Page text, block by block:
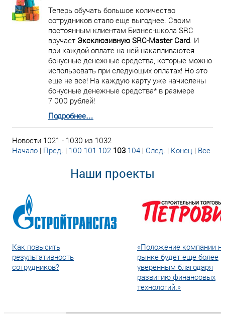
Теперь обучать большое количество
сотрудников стало еще выгоднее. Своим
постоянным клиентам Бизнес-школа SRC
вручает Эксклюзивную SRC-Master Card. И
при каждой оплате на ней накапливаются
бонусные денежные средства, которые можно
использовать при следующих оплатах! Но это
еще не все! На каждую карту уже начислены
бонусные денежные средства* в размере
7 000 рублей!
Подробнее…
Новости 1021 - 1030 из 1032
Начало | Пред. | 100 101 102 103 104 | След. | Конец | Все
Наши проекты
Как повысить
результативность
сотрудников?
«Положение компании
рынке будет еще более
уверенным благодаря
развитию финансовых
технологий.»